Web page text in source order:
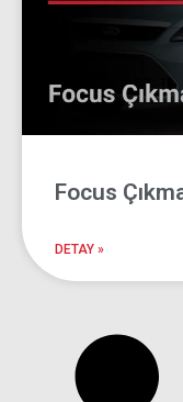
Focus
DETAY »